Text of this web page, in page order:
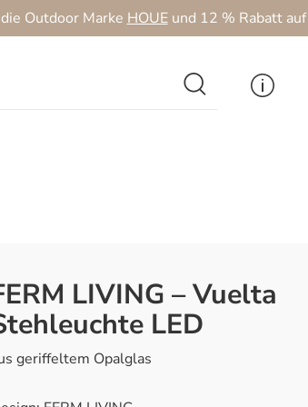
Outdoor Marke HOUEund 12 % Rabatt auf
LIVING – Vuelta
LED
geriffeltem Opalglas